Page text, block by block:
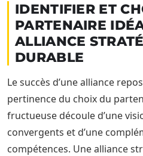
IDENTIFIER ET
PARTENAIRE
ALLIANCE
DURABLE
Le succès d’une alliance
pertinence du choix du
fructueuse découle d’une
convergents et d’une
compétences. Une alliance